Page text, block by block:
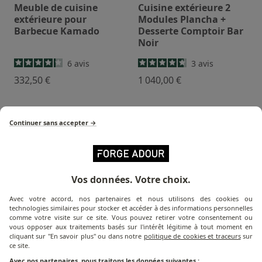
Meuble de cuisine
extérieure pour
Barbecue Kamado
6 avis
332,50 €
Cuisine extérieure 2
Modules Plancha +
Desserte Comptoir Bar
Noir
3 avis
1 040,00 €
Cuisine extérieure 3
Modules Plancha +
Desserte + Évier avec
Cuisine extérieure 4
Desserte + Évier + Angle
Continuer sans accepter →
Vos données. Votre choix.
Avec votre accord, nos partenaires et nous utilisons des cookies ou
technologies similaires pour stocker et accéder à des informations personnelles
comme votre visite sur ce site. Vous pouvez retirer votre consentement ou
vous opposer aux traitements basés sur l'intérêt légitime à tout moment en
cliquant sur "En savoir plus" ou dans notre politique de cookies et traceurssur
ce site.